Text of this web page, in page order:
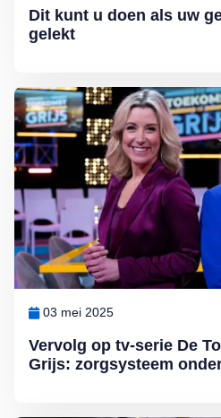
Dit kunt u doen als uw
gelekt
Vervolg op tv-serie De
Grijs: zorgsysteem
03 mei 2025
Lees meer over Vervolg op tv-serie